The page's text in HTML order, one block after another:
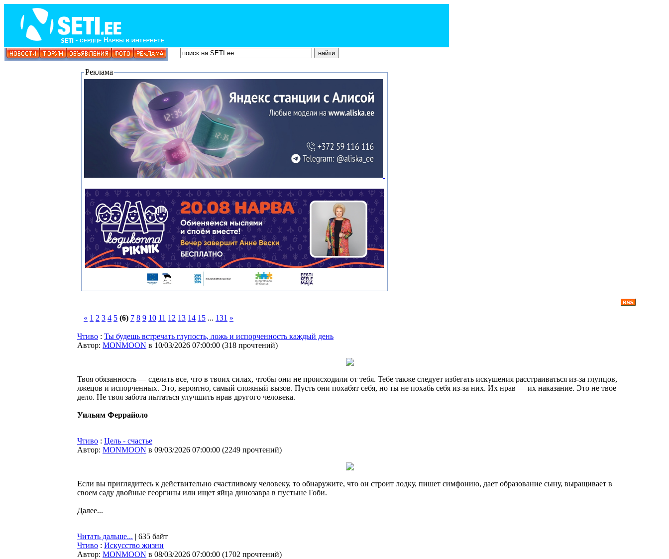
Реклама
« 1 2 3 4 5 (6) 7 8 9 10 11 12 13 14 15 ... 131 »
Чтиво : Ты будешь встречать глупость, ложь и испорченность каждый день
Автор: MONMOON в 10/03/2026 07:00:00 (318 прочтений)
Твоя обязанность — сделать все, что в твоих силах, чтобы они не происходили от тебя. Тебе также следует избегать искушения расстраиваться из-за глупцов,
лжецов и испорченных. Это, вероятно, самый сложный вызов. Пусть они похабят себя, но ты не похабь себя из-за них. Их нрав — их наказание. Это не твое
дело. Не твоя забота пытаться улучшить нрав другого человека.
Уильям Феррайоло
Чтиво : Цель - счастье
Автор: MONMOON в 09/03/2026 07:00:00 (2249 прочтений)
Если вы приглядитесь к действительно счастливому человеку, то обнаружите, что он строит лодку, пишет симфонию, дает образование сыну, выращивает в
своем саду двойные георгины или ищет яйца динозавра в пустыне Гоби.
Далее...
Читать дальше... | 635 байт
Чтиво : Искусство жизни
Автор: MONMOON в 08/03/2026 07:00:00 (1702 прочтений)